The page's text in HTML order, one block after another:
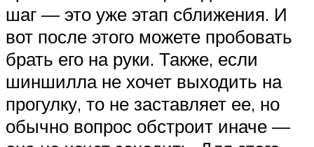
шаг — это уже этап сближения. И
вот после этого можете пробовать
брать его на руки. Также, если
шиншилла не хочет выходить на
прогулку, то не заставляет ее, но
обычно вопрос обстроит иначе —